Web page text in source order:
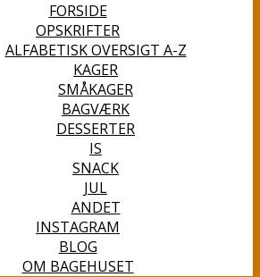
FORSIDE
OPSKRIFTER
ALFABETISK OVERSIGT A-Z
KAGER
SMÅKAGER
BAGVÆRK
DESSERTER
IS
SNACK
JUL
ANDET
INSTAGRAM
BLOG
OM BAGEHUSET